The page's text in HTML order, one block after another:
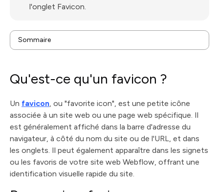
l'onglet Favicon.
Sommaire
Pourquoi un favicon sur Webflow est-il important ?
Présentation du plugin "Favicon Webflow"
Tutoriel pour ajouter son favicon sur Webflow
Qu'est-ce qu'un favicon ?
Un favicon, ou "favorite icon", est une petite icône
associée à un site web ou une page web spécifique. Il
est généralement affiché dans la barre d'adresse du
navigateur, à côté du nom du site ou de l'URL, et dans
les onglets. Il peut également apparaître dans les signets
ou les favoris de votre site web Webflow, offrant une
identification visuelle rapide du site.